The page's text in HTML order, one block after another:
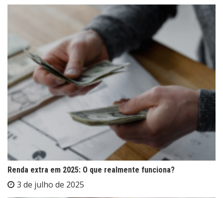
Renda extra em 2025: O que realmente funciona?
3 de julho de 2025